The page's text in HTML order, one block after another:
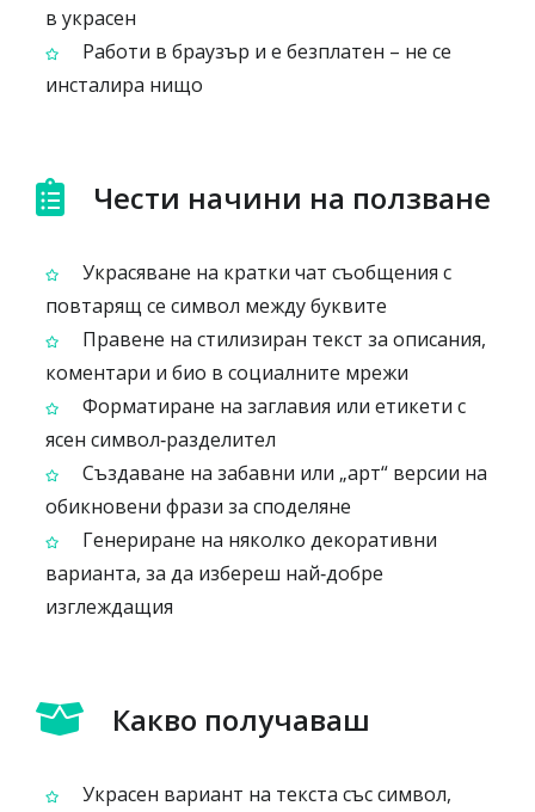
в украсен
Работи в браузър и е безплатен – не се
инсталира нищо
Чести начини на ползване
Украсяване на кратки чат съобщения с
повтарящ се символ между буквите
Правене на стилизиран текст за описания,
коментари и био в социалните мрежи
Форматиране на заглавия или етикети с
ясен символ‑разделител
Създаване на забавни или „арт“ версии на
обикновени фрази за споделяне
Генериране на няколко декоративни
варианта, за да избереш най‑добре
изглеждащия
Какво получаваш
Украсен вариант на текста със символ,